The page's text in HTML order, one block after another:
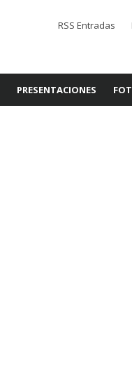
RSS Entradas
PRESENTACIONES